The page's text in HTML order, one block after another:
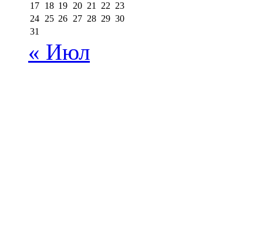
17 18 19 20 21 22 23
24 25 26 27 28 29 30
31
« Июл